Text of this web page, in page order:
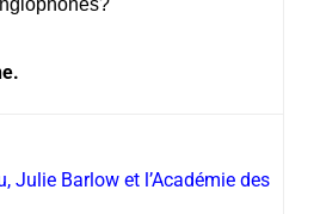
Julie Barlow et l’Académie des